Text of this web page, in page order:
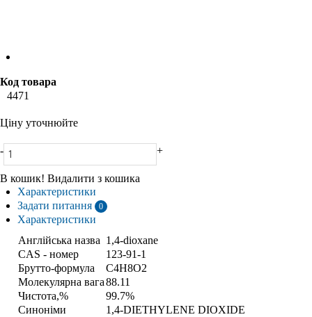
Код товара
4471
Ціну уточнюйте
- +
В кошик! Видалити з кошика
Характеристики
Задати питання
0
Характеристики
Англійська назва 1,4-dioxane
CAS - номер
123-91-1
Брутто-формула
C4H8O2
Молекулярна вага88.11
Чистота,%
99.7%
Синоніми
1,4-DIETHYLENE DIOXIDE